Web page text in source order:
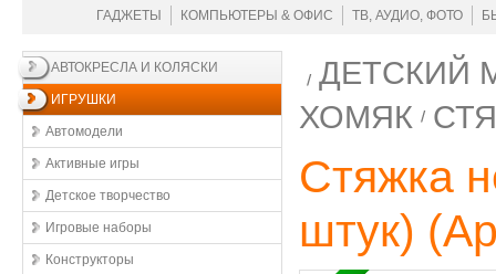
ГАДЖЕТЫ КОМПЬЮТЕРЫ & ОФИС ТВ, АУДИО, ФОТО
АВТОКРЕСЛА И КОЛЯСКИ
ИГРУШКИ
Автомодели
Активные игры
Детское творчество
Игровые наборы
Конструкторы
ДЕТСКИЙ
ХОМЯК
Стяжка
штук)